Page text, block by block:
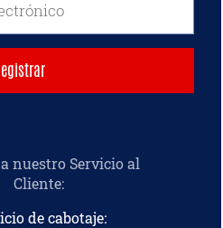
nuestro Servicio al
Cliente:
de cabotaje: